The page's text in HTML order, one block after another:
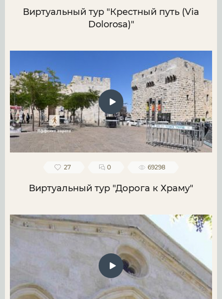
Виртуальный тур "Крестный путь (Via
Dolorosa)"
27 0 69298
Виртуальный тур "Дорога к Храму"